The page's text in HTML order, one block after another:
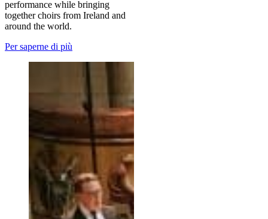
performance while bringing
together choirs from Ireland and
around the world.
Per saperne di più